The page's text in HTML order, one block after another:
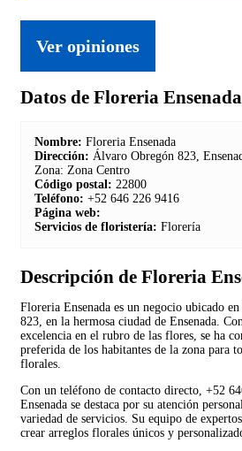
Ver opiniones
Datos de Floreria Ensenada
Nombre: Floreria Ensenada
Dirección: Álvaro Obregón 823,
Zona: Zona Centro
Código postal: 22800
Teléfono: +52 646 226 9416
Página web:
Servicios de floristería: Florería
Descripción de Floreria
Floreria Ensenada es un negocio ubicado
823, en la hermosa ciudad de Ensenada.
excelencia en el rubro de las flores, se ha
preferida de los habitantes de la zona para
florales.
Con un teléfono de contacto directo, +52
Ensenada se destaca por su atención
variedad de servicios. Su equipo de
crear arreglos florales únicos y